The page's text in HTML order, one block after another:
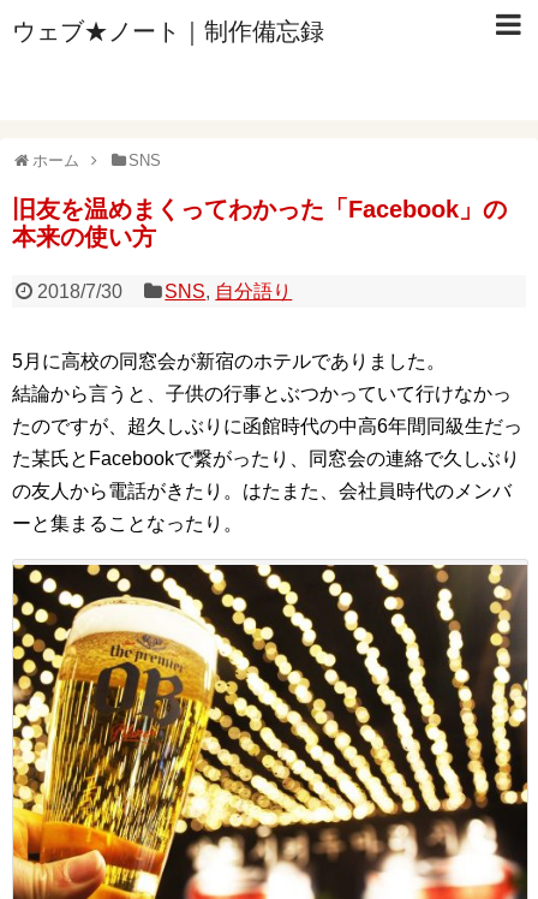
ウェブ★ノート｜制作備忘録
ホーム SNS
旧友を温めまくってわかった「Facebook」の
本来の使い方
2018/7/30 SNS, 自分語り
5月に高校の同窓会が新宿のホテルでありました。
結論から言うと、子供の行事とぶつかっていて行けなかっ
たのですが、超久しぶりに函館時代の中高6年間同級生だっ
た某氏とFacebookで繋がったり、同窓会の連絡で久しぶり
の友人から電話がきたり。はたまた、会社員時代のメンバ
ーと集まることなったり。